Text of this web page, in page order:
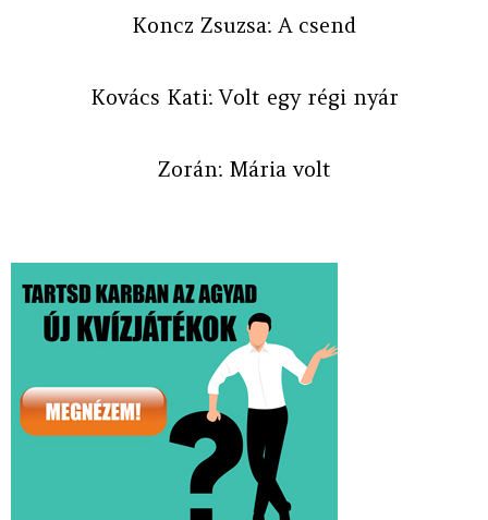
Koncz Zsuzsa: A csend
Kovács Kati: Volt egy régi nyár
Zorán: Mária volt